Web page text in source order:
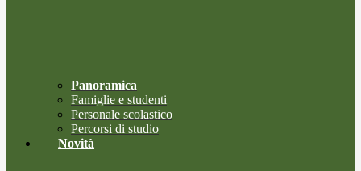
Panoramica
Famiglie e studenti
Personale scolastico
Percorsi di studio
Novità